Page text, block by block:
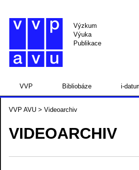
Výzkum
Výuka
Publikace
VVP Bibliobáze i-
VVP AVU > Videoarchiv
VIDEOARCHIV